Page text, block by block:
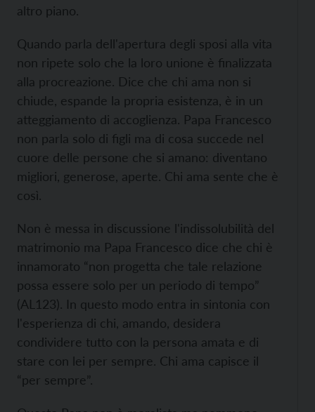
altro piano.
Quando parla dell'apertura degli sposi alla vita
non ripete solo che la loro unione è finalizzata
alla procreazione. Dice che chi ama non si
chiude, espande la propria esistenza, è in un
atteggiamento di accoglienza. Papa Francesco
non parla solo di figli ma di cosa succede nel
cuore delle persone che si amano: diventano
migliori, generose, aperte. Chi ama sente che è
così.
Non è messa in discussione l'indissolubilità del
matrimonio ma Papa Francesco dice che chi è
innamorato “non progetta che tale relazione
possa essere solo per un periodo di tempo”
(AL123). In questo modo entra in sintonia con
l'esperienza di chi, amando, desidera
condividere tutto con la persona amata e di
stare con lei per sempre. Chi ama capisce il
“per sempre”.